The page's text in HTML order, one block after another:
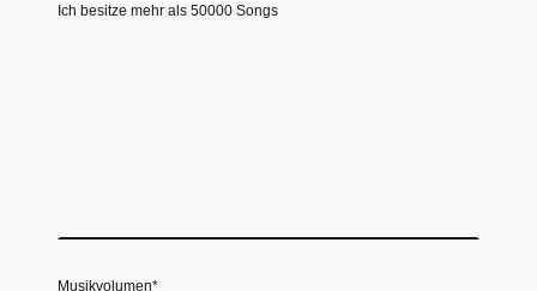
Ich besitze mehr als 50000 Songs
Musikvolumen*